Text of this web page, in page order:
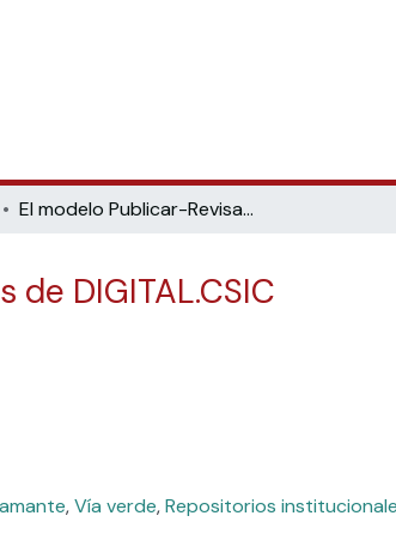
El modelo Publicar-Revisar-Curar y servicios de DIGITAL.CSIC
DIGITAL.CSIC
,Vía verde,Repositorios